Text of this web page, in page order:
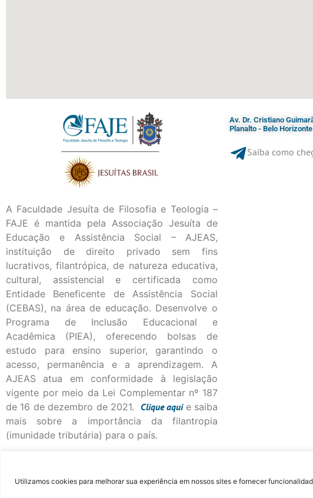
Utilizamos cookies para melhorar sua experiência em nossos sites e fornecer
A Faculdade Jesuíta de Filosofia e Teologia –
FAJE é mantida pela Associação Jesuíta de
Educação e Assistência Social – AJEAS,
instituição de direito privado sem fins
lucrativos, filantrópica, de natureza educativa,
cultural, assistencial e certificada como
Entidade Beneficente de Assistência Social
(CEBAS), na área de educação. Desenvolve o
Programa de Inclusão Educacional e
Acadêmica (PIEA), oferecendo bolsas de
estudo para ensino superior, garantindo o
acesso, permanência e a aprendizagem. A
AJEAS atua em conformidade à legislação
vigente por meio da Lei Complementar nº 187
de 16 de dezembro de 2021. Cliqueaqui e saiba
mais sobre a importância da filantropia
(imunidade tributária) para o país.
Av. Dr. Cristiano
Planalto - Belo
Saiba como